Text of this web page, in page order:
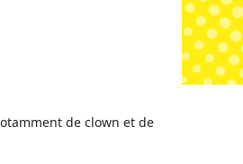
de clown et de